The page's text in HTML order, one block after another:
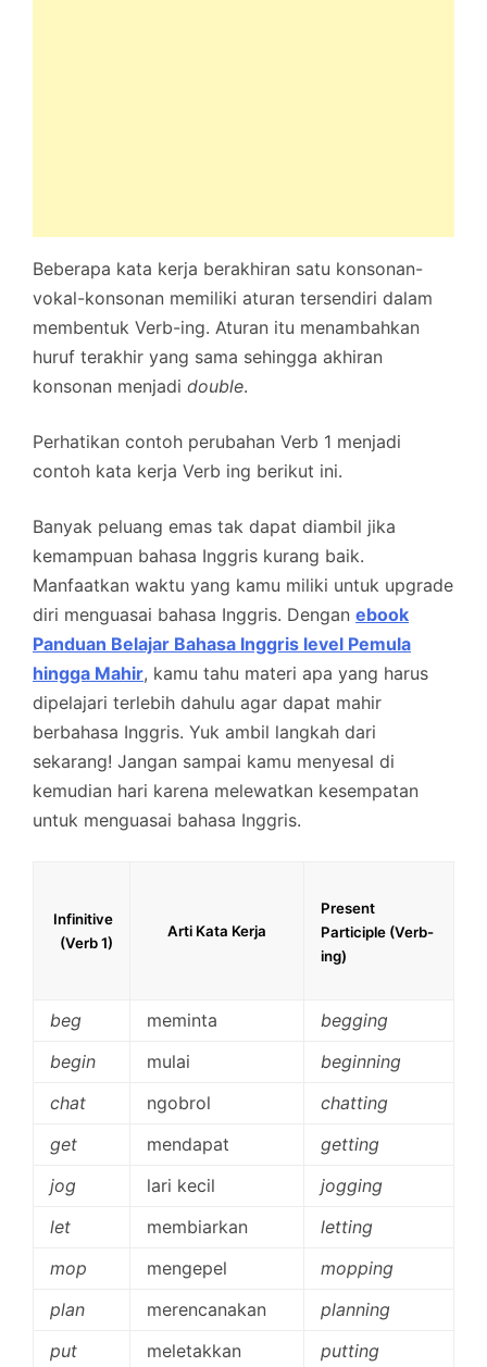
Beberapa kata kerja berakhiran satu konsonan-
vokal-konsonan memiliki aturan tersendiri dalam
membentuk Verb-ing. Aturan itu menambahkan
huruf terakhir yang sama sehingga akhiran
konsonan menjadi double.
Perhatikan contoh perubahan Verb 1 menjadi
contoh kata kerja Verb ing berikut ini.
Banyak peluang emas tak dapat diambil jika
kemampuan bahasa Inggris kurang baik.
Manfaatkan waktu yang kamu miliki untuk upgrade
diri menguasai bahasa Inggris. Dengan ebook
Panduan Belajar Bahasa Inggris level Pemula
hingga Mahir, kamu tahu materi apa yang harus
dipelajari terlebih dahulu agar dapat mahir
berbahasa Inggris. Yuk ambil langkah dari
sekarang! Jangan sampai kamu menyesal di
kemudian hari karena melewatkan kesempatan
untuk menguasai bahasa Inggris.
Infinitive
(Verb 1)
Arti Kata Kerja
Present
Participle (Verb-
ing)
beg meminta
begging
begin
mulai
beginning
chat
ngobrol
chatting
get
mendapat
getting
jog
lari kecil
jogging
let
membiarkan
letting
mop
mengepel
mopping
plan
merencanakan
planning
put
meletakkan putting